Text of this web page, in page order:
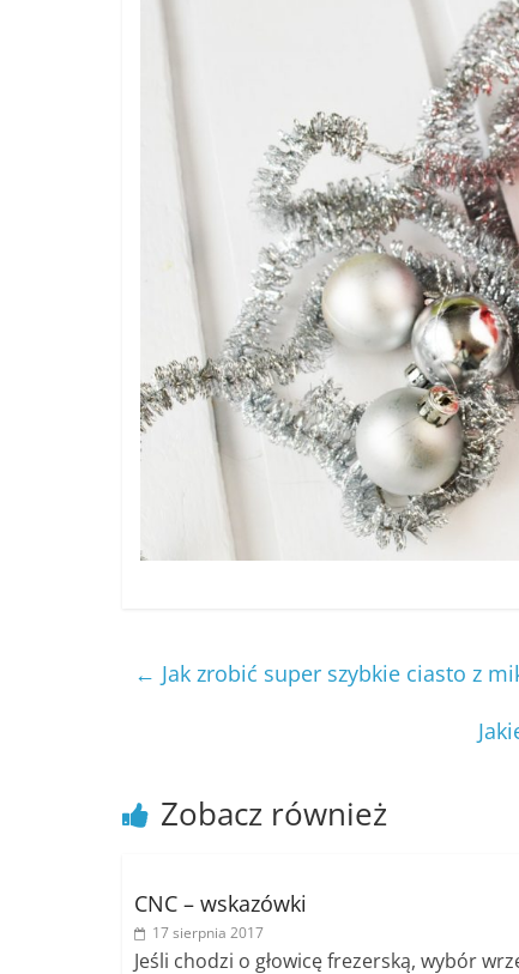
← Jak zrobić super szybkie ciasto z
Zobacz również
CNC – wskazówki
17 sierpnia 2017
Jeśli chodzi o głowicę frezerską, wybór